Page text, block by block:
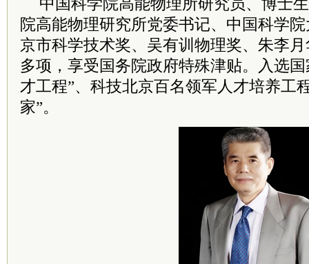
院高能物理研究所党委书记、中国科学院
京市科学技术奖、吴有训物理奖、朱李
多项，享受国务院政府特殊津贴。入选
才工程”、科技北京百名领军人才培养工
家”。